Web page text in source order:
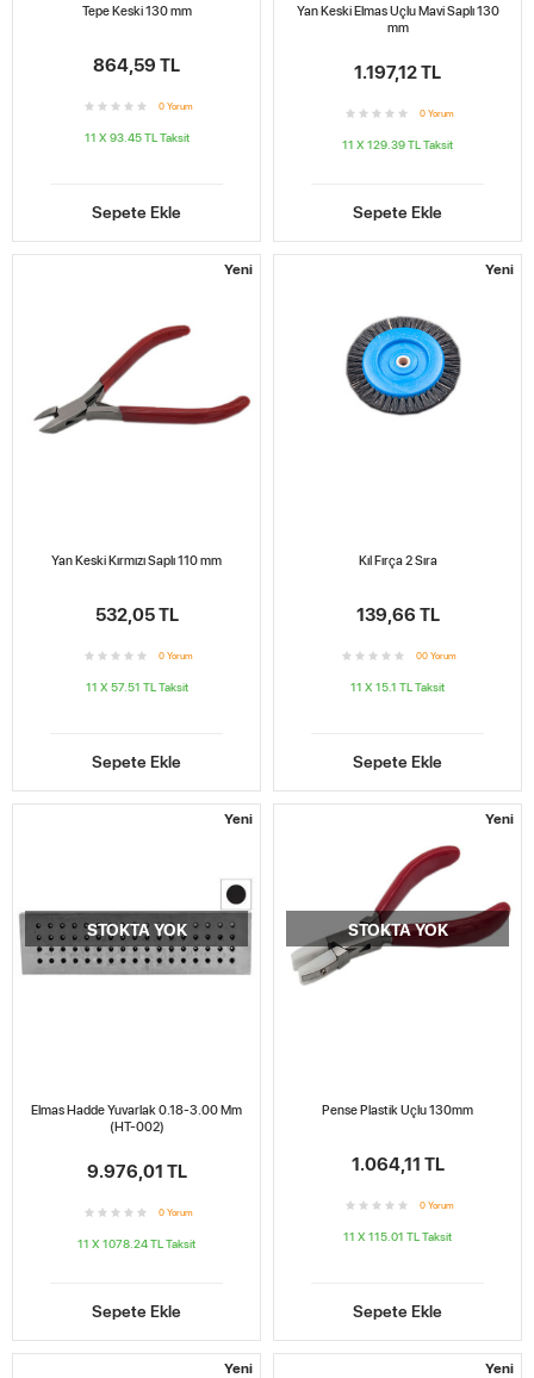
Tepe Keski 130 mm
864,59 TL
0 Yorum
11 X 93.45 TL Taksit
Sepete Ekle
Yan Keski Elmas Uçlu Mavi Saplı 130
mm
1.197,12 TL
0 Yorum
11 X 129.39 TL Taksit
Sepete Ekle
Yeni
Yan Keski Kırmızı Saplı 110 mm
532,05 TL
0 Yorum
11 X 57.51 TL Taksit
Sepete Ekle
Yeni
Kıl Fırça 2 Sıra
139,66 TL
00 Yorum
11 X 15.1 TL Taksit
Sepete Ekle
Yeni
STOKTA YOK
Elmas Hadde Yuvarlak 0.18-3.00 Mm
(HT-002)
9.976,01 TL
0 Yorum
11 X 1078.24 TL Taksit
Sepete Ekle
Yeni
STOKTA YOK
Pense Plastik Uçlu 130mm
1.064,11 TL
0 Yorum
11 X 115.01 TL Taksit
Sepete Ekle
Yeni Yeni